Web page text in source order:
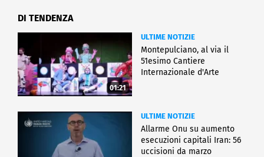
DI TENDENZA
01:21
ULTIME NOTIZIE
Montepulciano, al via il
51esimo Cantiere
Internazionale d'Arte
ULTIME NOTIZIE
Allarme Onu su aumento
esecuzioni capitali Iran: 56
uccisioni da marzo